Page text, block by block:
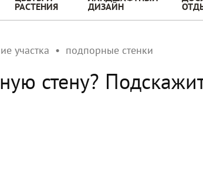
РАСТЕНИЯ ДИЗАЙН
участка подпорные стенки
стену?